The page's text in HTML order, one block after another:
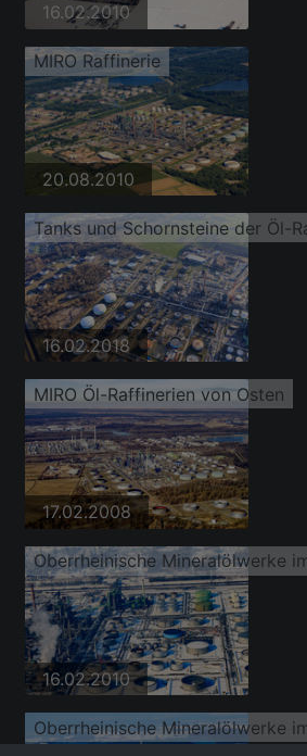
16.02.2010
MIRO Raffinerie
20.08.2010
Tanks und Schornsteine der Öl-
16.02.2018
MIRO Öl-Raffinerien von Osten
17.02.2008
16.02.2010